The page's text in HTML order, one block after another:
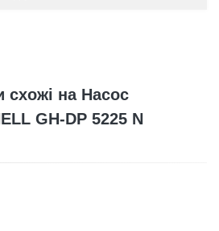
схожі на Насос
GH-DP 5225 N